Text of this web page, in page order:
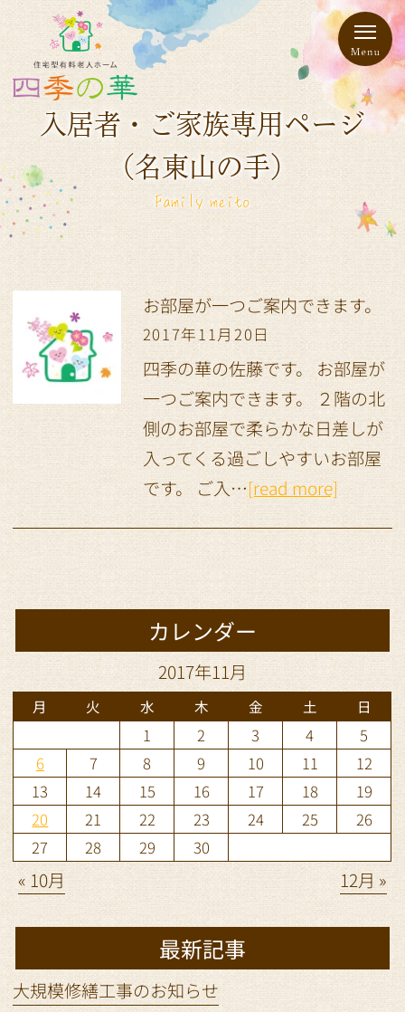
入居者・ご家族専用ページ
（名東山の手）
Family meito
お部屋が一つご案内できます。
2017年11月20日
四季の華の佐藤です。 お部屋が
一つご案内できます。 ２階の北
側のお部屋で柔らかな日差しが
入ってくる過ごしやすいお部屋
です。 ご入…[read more]
カレンダー
2017年11月
月 火 水 木 金 土 日
1 2 3 4
5
6
7 8 9 10 11
12
13
14 15 16 17 18
19
20
21 22 23 24 25
26
27
28 29 30
« 10月 12月 »
最新記事
大規模修繕工事のお知らせ